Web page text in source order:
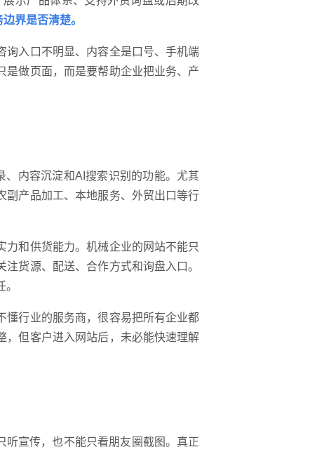
界是否清楚。
询入口不明显、内容全是口号、手机端
做页面，而是要帮助企业把业务、产
、内容沉淀和AI搜索识别的功能。尤其
副产品加工、本地服务、外贸出口等行
和供货能力。机械企业的网站不能只
货源、配送、合作方式和询盘入口。
懂行业的服务商，很容易把所有企业都
，但客户进入网站后，未必能快速理解
听宣传，也不能只看朋友圈截图。真正